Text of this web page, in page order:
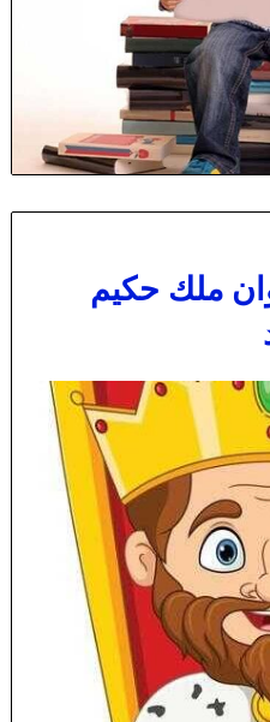
ملك حكيم